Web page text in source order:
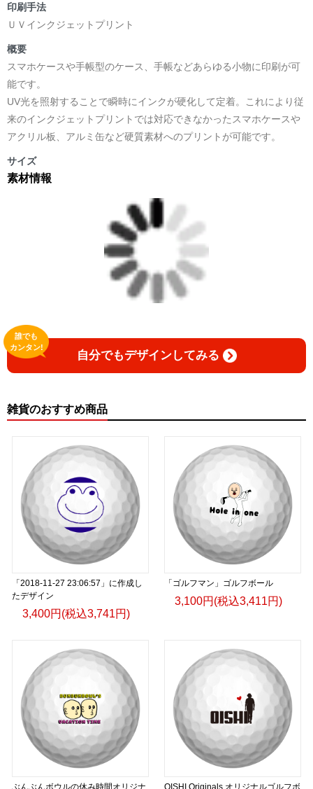
印刷手法
ＵＶインクジェットプリント
概要
スマホケースや手帳型のケース、手帳などあらゆる小物に印刷が可
能です。
UV光を照射することで瞬時にインクが硬化して定着。これにより従
来のインクジェットプリントでは対応できなかったスマホケースや
アクリル板、アルミ缶など硬質素材へのプリントが可能です。
サイズ
素材情報
自分でもデザインしてみる
誰でも
カンタン!
雑貨のおすすめ商品
「2018-11-27 23:06:57」に作成し
たデザイン
3,400円(税込3,741円)
「ゴルフマン」ゴルフボール
3,100円(税込3,411円)
ぶんぶんボウルの休み時間オリジナ OISHI Originals オリジナルゴルフボ